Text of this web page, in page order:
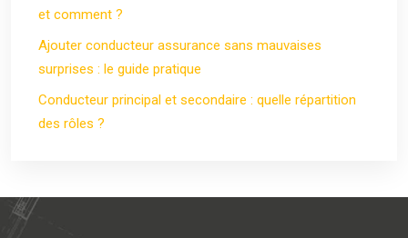
et comment ?
Ajouter conducteur assurance sans mauvaises
surprises : le guide pratique
Conducteur principal et secondaire : quelle répartition
des rôles ?